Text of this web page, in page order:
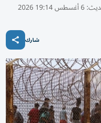
6 أغسطس 19:14 2026
شارك